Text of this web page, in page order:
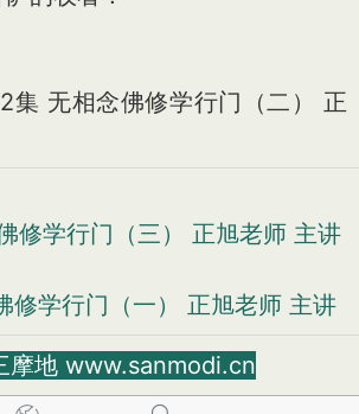
集 无相念佛修学行门（二） 正
修学行门（三） 正旭老师 主讲
修学行门（一） 正旭老师 主讲
摩地 www.sanmodi.cn